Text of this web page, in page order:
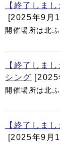
【終了しま
[2025年9月
開催場所は北
【終了しま
シング [2025
開催場所は北
【終了しま
[2025年9月